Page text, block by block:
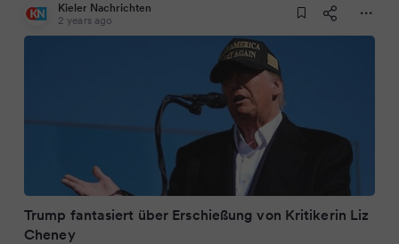
Kieler Nachrichten
2 years ago
Trump fantasiert über Erschießung von Kritikerin Liz
Cheney